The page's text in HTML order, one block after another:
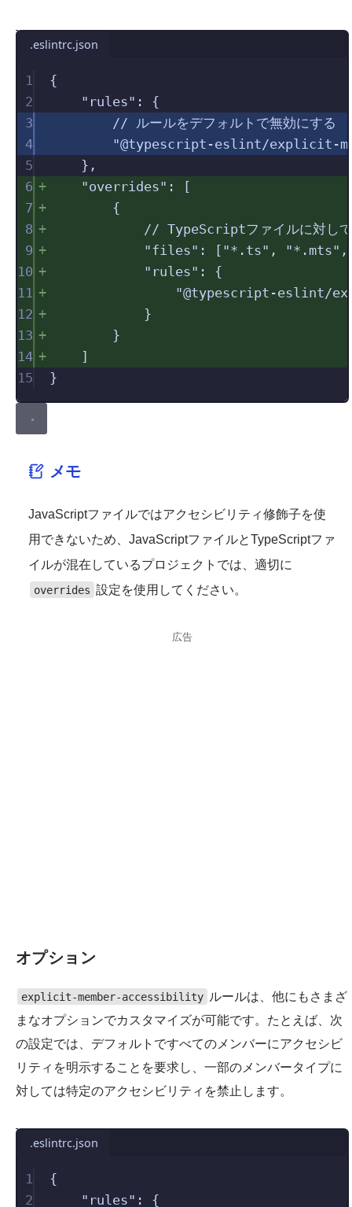
.eslintrc.json
1
{
2
" rules" :
{
3
// ルールをデフォルトで無効にする
4
"@typescript-eslint/explicit-
5
},
6
"overrides" :
[
7
{
8
// TypeScriptファイルに対して
9
"files" : [ "*.ts" , "*.mts" ,
10
" rules" :
{
11
"@typescript-eslint/
12
}
13
}
14
]
15
}
メモ
JavaScriptファイルではアクセシビリティ修飾子を使
用できないため、JavaScriptファイルとTypeScriptファ
イルが混在しているプロジェクトでは、適切に
overrides 設定を使用してください。
広告
オプション
explicit-member-accessibility ルールは、他にもさまざ
まなオプションでカスタマイズが可能です。たとえば、次
の設定では、デフォルトですべてのメンバーにアクセシビ
リティを明示することを要求し、一部のメンバータイプに
対しては特定のアクセシビリティを禁止します。
.eslintrc.json
1
{
2
" rules" : {